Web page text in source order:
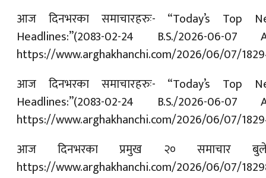
आज दिनभरका समाचारहरुः- “Today’s Top
Headlines:”(2083-02-24 B.S./2026-06-07
https://www.arghakhanchi.com/2026/06/07/
आज दिनभरका समाचारहरुः- “Today’s Top
Headlines:”(2083-02-24 B.S./2026-06-07
https://www.arghakhanchi.com/2026/06/07/
आज दिनभरका प्रमुख २० समाचार
https://www.arghakhanchi.com/2026/06/07/